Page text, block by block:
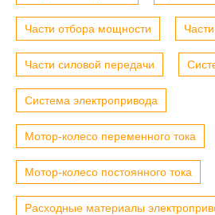
Части отбора мощности
Части силовой передачи
Система электропривода
Мотор-колесо переменного тока
Мотор-колесо постоянного тока
Расходные материалы